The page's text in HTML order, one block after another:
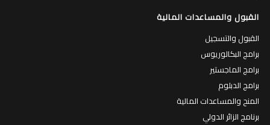
القبول والمساعدات المالية
القبول والتسجيل
برامج البكالوريوس
برامج الماجستير
برامج الدبلوم
المنح والمساعدات المالية
برنامج الزائر الدولي